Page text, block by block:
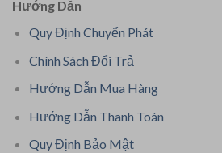
Hướng Dẫn
Quy Định Chuyển Phát
Chính Sách Đổi Trả
Hướng Dẫn Mua Hàng
Hướng Dẫn Thanh Toán
Quy Định Bảo Mật